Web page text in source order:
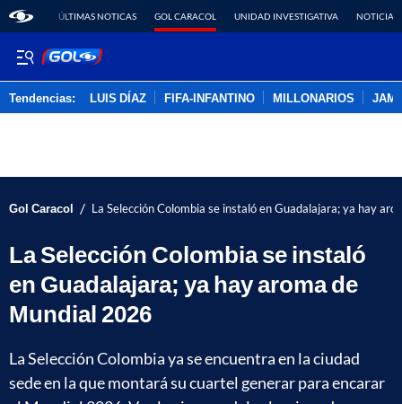
ÚLTIMAS NOTICAS GOL CARACOL UNIDAD INVESTIGATIVA NOTICIAS
Tendencias: LUIS DÍAZ FIFA-INFANTINO MILLONARIOS
Gol Caracol / La Selección Colombia se instaló en Guadalajara; ya hay
La Selección Colombia se instaló
en Guadalajara; ya hay aroma de
Mundial 2026
La Selección Colombia ya se encuentra en la ciudad
sede en la que montará su cuartel generar para encarar